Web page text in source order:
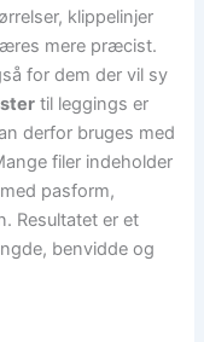
klippelinjer
mere præcist.
for dem der vil sy
til leggings er
derfor bruges med
filer indeholder
pasform,
Resultatet er et
benvidde og